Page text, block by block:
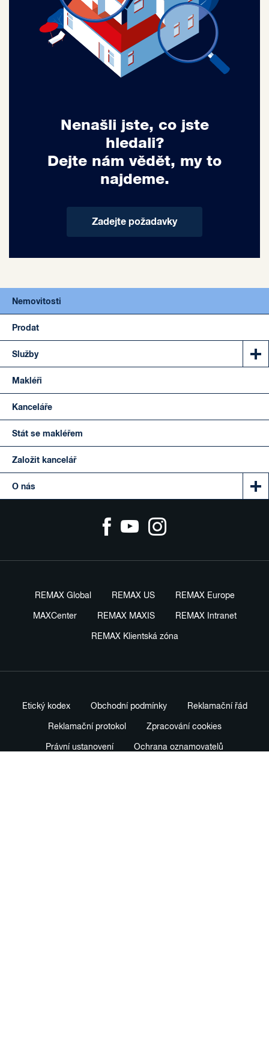
Nenašli jste, co jste
hledali?
Dejte nám vědět, my to
najdeme.
Zadejte požadavky
Nemovitosti
Prodat
Služby
Makléři
Kanceláře
Stát se makléřem
Založit kancelář
O nás
REMAX Global REMAX US REMAX Europe
MAXCenter REMAX MAXIS REMAX Intranet
REMAX Klientská zóna
Etický kodex Obchodní podmínky Reklamační řád
Reklamační protokol Zpracování cookies
Právní ustanovení Ochrana oznamovatelů